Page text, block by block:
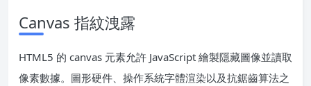
Canvas 指紋洩露
HTML5 的 canvas 元素允許 JavaScript 繪製隱藏圖像並讀取
像素數據。圖形硬件、操作系統字體渲染以及抗鋸齒算法之